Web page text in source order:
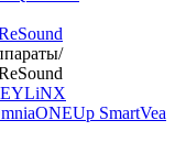
/
LiNX
ONEUp SmartVea